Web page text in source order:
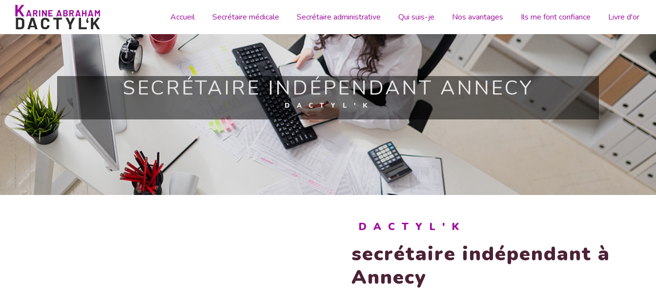
Accueil Secrétaire médicale Secrétaire administrative Qui suis-je Nos avantages Ils me font confiance Livre d'or
SECRÉTAIRE INDÉPENDANT ANNECY
DACTYL'K
DACTYL'K
secrétaire indépendant à
Annecy
Panneau de gestion des cookies